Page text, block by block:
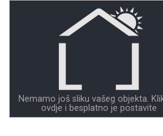
Nemamo još sliku vašeg objekta.
ovdje i besplatno je postavite